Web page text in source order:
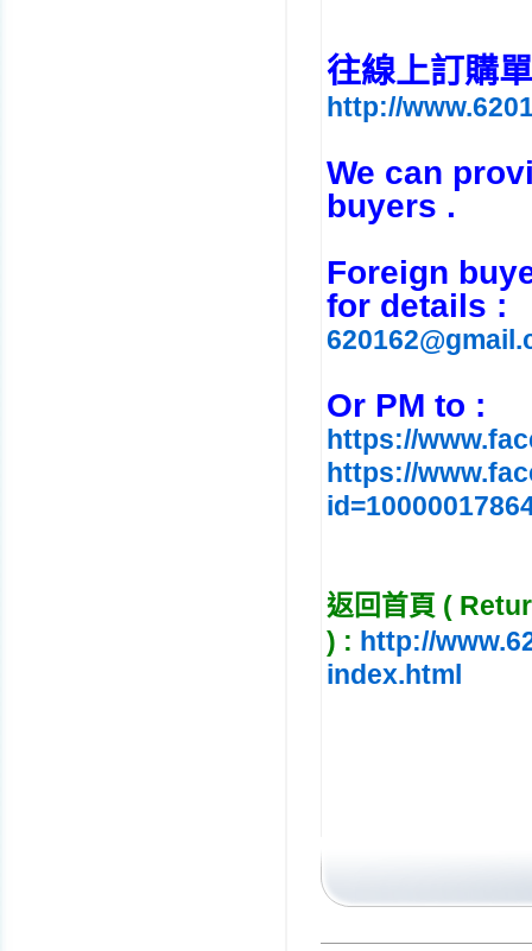
往線上訂購
http://
We can
buyers .
Foreign
for details :
Or PM to :
https://
https://
返回首頁 (
) : http://
index.html